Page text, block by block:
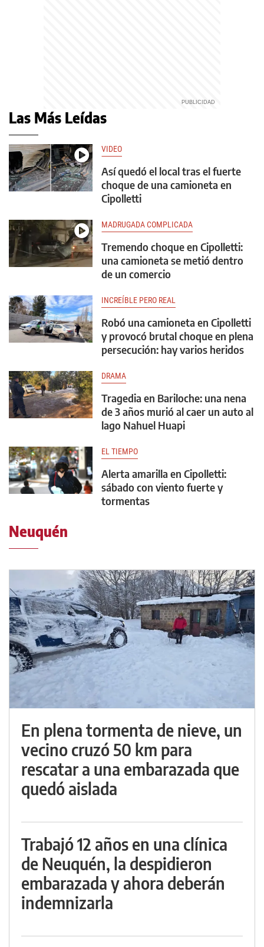
Las Más Leídas
VIDEO
Así quedó el local tras el fuerte
choque de una camioneta en
Cipolletti
MADRUGADA COMPLICADA
Tremendo choque en Cipolletti:
una camioneta se metió dentro
de un comercio
INCREÍBLE PERO REAL
Robó una camioneta en Cipolletti
y provocó brutal choque en plena
persecución: hay varios heridos
DRAMA
Tragedia en Bariloche: una nena
de 3 años murió al caer un auto al
lago Nahuel Huapi
EL TIEMPO
Alerta amarilla en Cipolletti:
sábado con viento fuerte y
tormentas
Neuquén
En plena tormenta de nieve, un
vecino cruzó 50 km para
rescatar a una embarazada que
quedó aislada
Trabajó 12 años en una clínica
de Neuquén, la despidieron
embarazada y ahora deberán
indemnizarla